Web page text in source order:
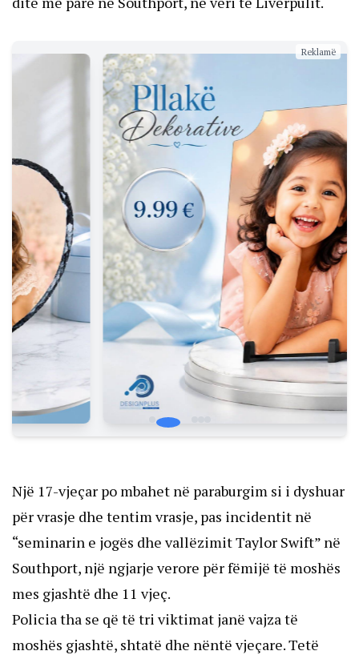
Reklamë
Një 17-vjeçar po mbahet në paraburgim si i dyshuar
për vrasje dhe tentim vrasje, pas incidentit në
“seminarin e jogës dhe vallëzimit Taylor Swift” në
Southport, një ngjarje verore për fëmijë të moshës
mes gjashtë dhe 11 vjeç.
Policia tha se që të tri viktimat janë vajza të
moshës gjashtë, shtatë dhe nëntë vjeçare. Tetë